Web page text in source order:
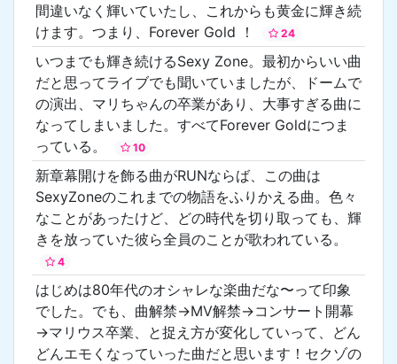
間違いなく輝いていたし、これからも黄金に輝き続
けます。つまり、Forever Gold ！
24
いつまでも輝き続けるSexy Zone。最初からいい曲
だと思ってライブでも聞いていましたが、ドームで
の演出、マリちゃんの卒業があり、大事すぎる曲に
なってしまいました。すべてForever Goldにつま
っている。
10
新章幕開けを飾る曲がRUNならば、この曲は
SexyZoneのこれまでの物語をふりかえる曲。色々
なことがあったけど、どの時代を切り取っても、輝
きを放っていた彼ら全員のことが歌われている。
4
はじめは80年代のオシャレな楽曲だな〜って印象
でした。でも、曲解禁→MV解禁→コンサート開幕
→マリウス卒業、と捉え方が変化していって、どん
どんエモくなっていった曲だと思います！セクゾの